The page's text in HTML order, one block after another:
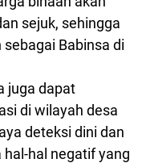
sejuk, sehingga
Babinsa di
juga dapat
di wilayah desa
deteksi dini dan
hal negatif yang